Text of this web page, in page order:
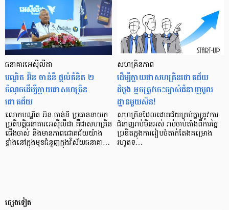
ធនាគារអេស៊ីលីដា
បណ្ឌិត អ៊ិន ចាន់នី ផ្ដល់គំនិត ២​
ចំណុច​ដើម្បីក្លាយ​ជា​សហគ្រិន​
ជោគជ័យ
លោកបណ្ឌិត អ៊ិន ចាន់នី ប្រធាននាយក
ប្រតិបត្តិធនាគារអេស៊ីលីដា គឺជាសហគ្រិន
ជើងចាស់ និងមានភាពជោគជ័យយ៉ាង
ខ្លាំងនៅក្នុងមុខជំនួញក្នុងវិស័យធនាគា…
សហគ្រិនភាព
ដើម្បីក្លាយជាសហគ្រិនជោគជ័យ
ដំបូង អ្នកត្រូវចេះច្បាស់ជំនាញមូល
ដ្ឋានមួយសិន!
សហគ្រិន​ដែល​ជោគជ័យ​គ្រប់​គ្នា​ត្រូវការ​
ជំនាញ​រាប់​មិន​អស់​ រាប់​ចាប់​តាំង​ពី​ការ​ច្នៃ​
ប្រឌិត​ក្នុង​ការ​រៀបចំ​​តាក់តែង​​គម្រោង
រហូត​ទ…
ផ្សេងទៀត